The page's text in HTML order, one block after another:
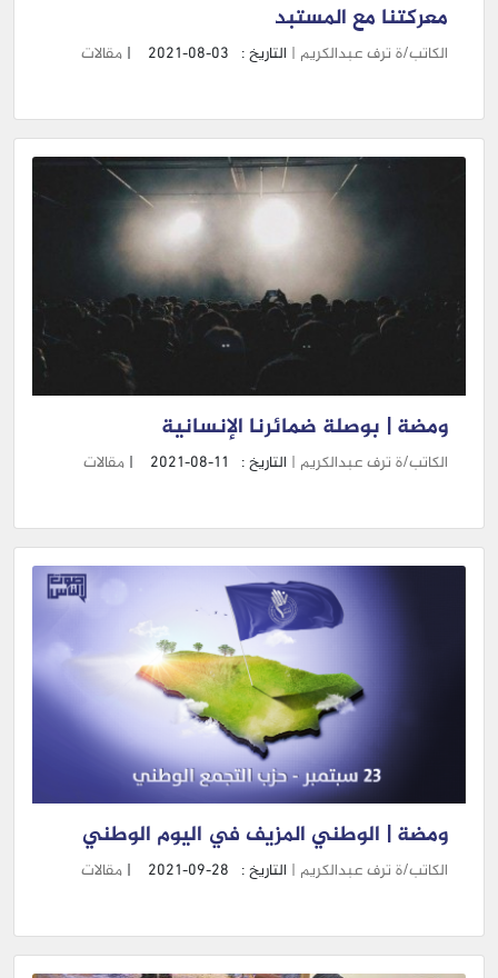
معركتنا مع المستبد
الكاتب/ة ترف عبدالكريم | التاريخ : 2021-08-03
| مقالات
ومضة | بوصلة ضمائرنا الإنسانية
الكاتب/ة ترف عبدالكريم | التاريخ : 2021-08-11
| مقالات
ومضة | الوطني المزيف في اليوم الوطني
الكاتب/ة ترف عبدالكريم | التاريخ : 2021-09-28
| مقالات